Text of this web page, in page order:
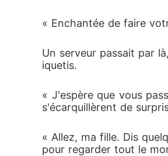
« Enchantée de faire
Un serveur passait par
iquetis.
« J'espère que vous
s'écarquillèrent de
« Allez, ma fille. Dis
pour regarder tout le